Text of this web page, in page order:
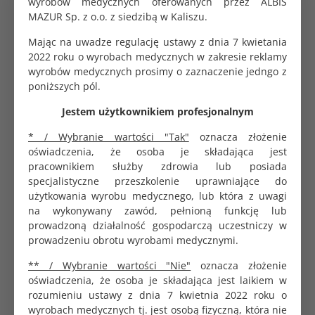
MAZUR Sp. z o.o. z siedzibą w Kaliszu.
Mając na uwadze regulację ustawy z dnia 7 kwietania
2022 roku o wyrobach medycznych w zakresie reklamy
wyrobów medycznych prosimy o zaznaczenie jedngo z
poniższych pól.
Jestem użytkownikiem profesjonalnym
* / Wybranie wartości "Tak" oznacza złożenie
oświadczenia, że osoba je składająca jest
pracownikiem służby zdrowia lub posiada
specjalistyczne przeszkolenie uprawniające do
użytkowania wyrobu medycznego, lub która z uwagi
na wykonywany zawód, pełnioną funkcję lub
prowadzoną działalność gospodarczą uczestniczy w
prowadzeniu obrotu wyrobami medycznymi.
** / Wybranie wartości "Nie" oznacza złożenie
oświadczenia, że osoba je składająca jest laikiem w
rozumieniu ustawy z dnia 7 kwietnia 2022 roku o
wyrobach medycznych tj. jest osobą fizyczną, która nie
Główne cechy
wykonany z hipoalergicznej dzianiny bawełnianej,
odpowiedniej do kontaktu ze skórą
specjalna, ergonomiczna konstrukcja
zapewniająca optymalne dopasowanie i wysoki
komfort użytkowania
bardzo wytrzymała i elastyczna struktura
produktu
rozmiar 5 cm x 4 m, zapewniający wsparcie i
stabilizację w wielu miejscach ciała
oddychająca struktura umożliwiająca swobodny
dopływ tlenu do skóry i odprowadzanie wilgoci
Główne korzyści
wysoki komfort i bezpieczeństwo użytkowania
możliwość wielokrotnego wykorzystania do
różnych celów
zmniejszone ryzyko podrażnień i odleżyn
dbałość o zdrowie skóry i jej prawidłową